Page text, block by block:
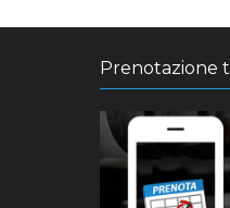
Prenotazione